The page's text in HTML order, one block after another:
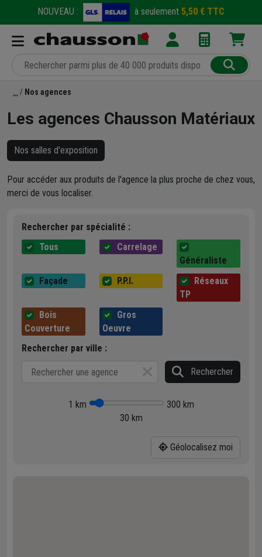
NOUVEAU : à seulement 5,50 € TTC
Nos agences
Les agences Chausson Matériaux
Nos salles d'exposition
Pour accéder aux produits de l'agence la plus proche de chez vous,
merci de vous localiser.
Rechercher par spécialité :
Tous
Carrelage
Généraliste
Façade
P.P.I.
Réseaux
TP
Bois
Couverture
Gros
Oeuvre
Rechercher par ville :
Rechercher
1 km
300 km
30 km
Géolocalisez moi